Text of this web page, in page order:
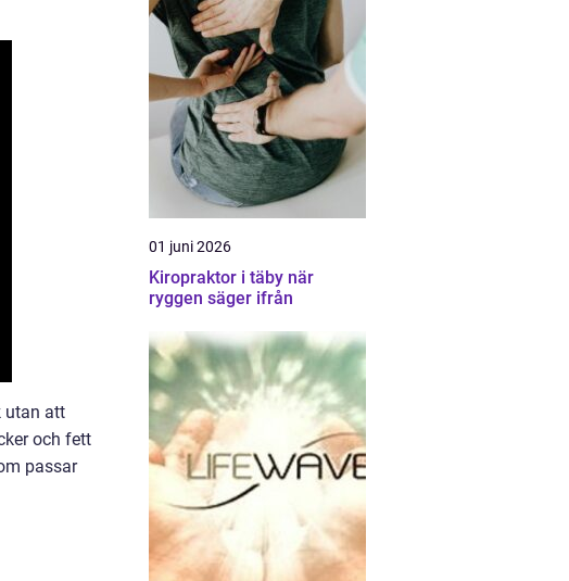
utan att
och fett
passar
01 juni 2026
Kiropraktor i täby när
ryggen säger ifrån